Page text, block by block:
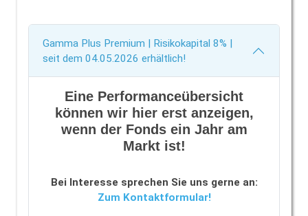
Gamma Plus Premium | Risikokapital 8% |
seit dem 04.05.2026 erhältlich!
Eine Performanceübersicht
können wir hier erst anzeigen,
wenn der Fonds ein Jahr am
Markt ist!
Bei Interesse sprechen Sie uns gerne an:
Zum Kontaktformular!